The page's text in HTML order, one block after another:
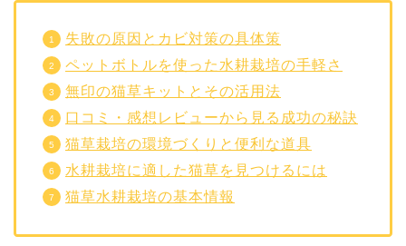
失敗の原因とカビ対策の具体策
ペットボトルを使った水耕栽培の手軽さ
無印の猫草キットとその活用法
口コミ・感想レビューから見る成功の秘訣
猫草栽培の環境づくりと便利な道具
水耕栽培に適した猫草を見つけるには
猫草水耕栽培の基本情報